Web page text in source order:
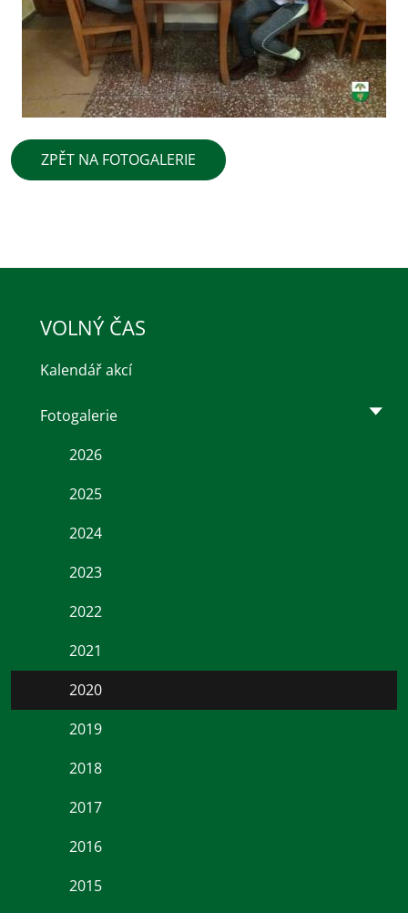
ZPĚT NA FOTOGALERIE
VOLNÝ ČAS
Kalendář akcí
Fotogalerie
2026
2025
2024
2023
2022
2021
2020
2019
2018
2017
2016
2015